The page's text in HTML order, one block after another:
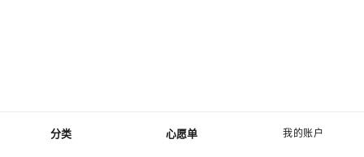
菜单 - 主导航
分类 心愿单 我的账户